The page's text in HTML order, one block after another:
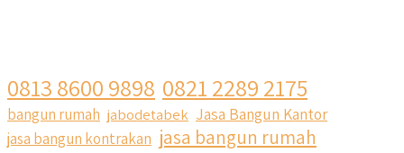
0813 8600 9898 0821 2289 2175
bangun rumah jabodetabek Jasa Bangun Kantor
jasa bangun kontrakan jasa bangun rumah